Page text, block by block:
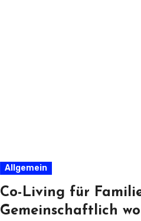
Allgemein
Co-Living für
Gemeinschaftlich